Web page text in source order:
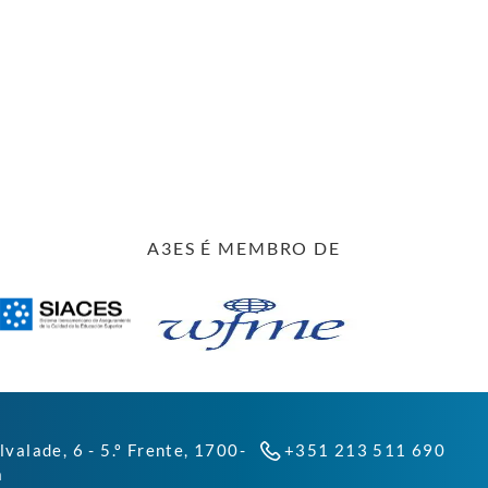
A3ES É MEMBRO DE
6 - 5.º Frente, 1700-
+351 213 511 690